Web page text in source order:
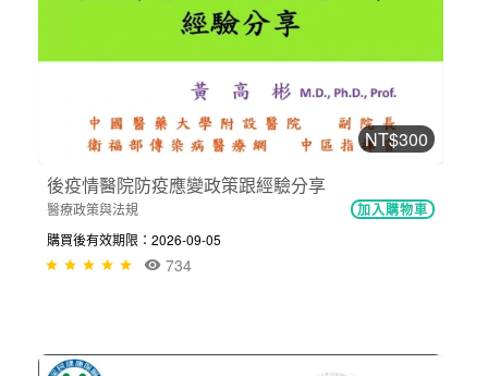
NT$300
後疫情醫院防疫應變政策跟經驗分享
醫療政策與法規 加入購物車
購買後有效期限：2026-09-05
734